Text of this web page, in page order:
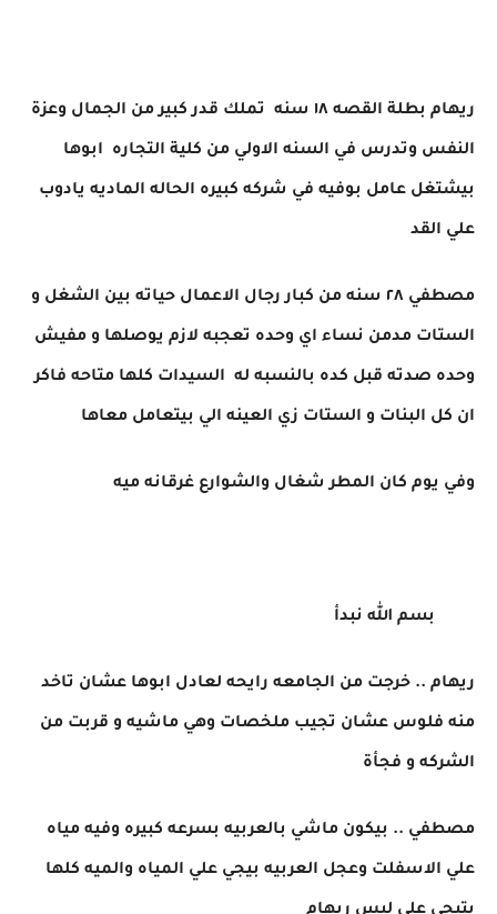
ريهام بطلة القصه ١٨ سنه تملك قدر كبير من الجمال وعزة
النفس وتدرس في السنه الاولي من كلية التجاره ابوها
بيشتغل عامل بوفيه في شركه كبيره الحاله الماديه يادوب
علي القد
مصطفي ٢٨ سنه من كبار رجال الاعمال حياته بين الشغل و
الستات مدمن نساء اي وحده تعجبه لازم يوصلها و مفيش
وحده صدته قبل كده بالنسبه له السيدات كلها متاحه فاكر
ان كل البنات و الستات زي العينه الي بيتعامل معاها
وفي يوم كان المطر شغال والشوارع غرقانه ميه
بسم الله نبدأ
ريهام .. خرجت من الجامعه رايحه لعادل ابوها عشان تاخد
منه فلوس عشان تجيب ملخصات وهي ماشيه و قربت من
الشركه و فجأة
مصطفي .. بيكون ماشي بالعربيه بسرعه كبيره وفيه مياه
علي الاسفلت وعجل العربيه بيجي علي المياه والميه كلها